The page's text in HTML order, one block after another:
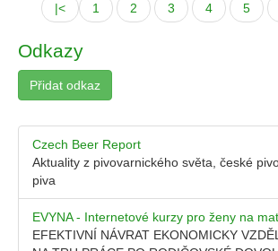
|< 1 2 3 4 5
Odkazy
Přidat odkaz
Czech Beer Report
Aktuality z pivovarnického světa, české
piva
EVYNA - Internetové kurzy pro ženy na
EFEKTIVNÍ NÁVRAT EKONOMICKY